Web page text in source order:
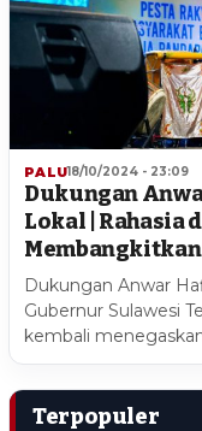
PALU18/10/2024 - 23:09
Dukungan
Lokal | Rahasia
Dukungan Anwar
Gubernur Sulawesi
kembali
Terpopuler